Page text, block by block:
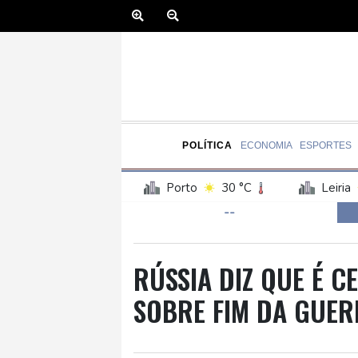
POLÍTICA ECONOMIA ESPORTES
Porto 30 °C Leiria
33 °C
Rio de Janeiro
31 °C
--
RÚSSIA DIZ QUE É
SOBRE FIM DA